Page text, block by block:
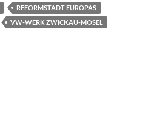
REFORMSTADT EUROPAS
VW-WERK ZWICKAU-MOSEL